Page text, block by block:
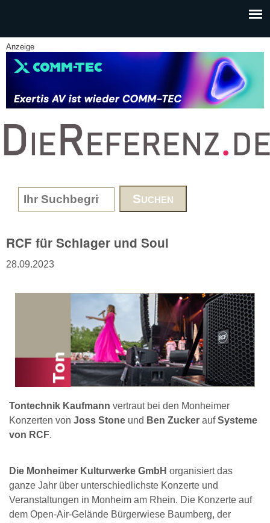
Anzeige
www.DieReferenz.de
Search form
RCF für Schlager und Soul
28.09.2023
Tontechnik Kaufmann vertraut bei den Monheimer
Konzerten von Joss Stone und Ben Zucker aufSysteme
von RCF.
Die Monheimer Kulturwerke GmbH organisiert das
ganze Jahr über unterschiedlichste Konzerte und
Veranstaltungen in Monheim am Rhein. Die Konzerte auf
dem Open-Air-Gelände Bürgerwiese Baumberg, der